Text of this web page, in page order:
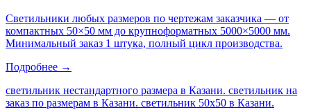
Светильники любых размеров по чертежам заказчика — от
компактных 50×50 мм до крупноформатных 5000×5000 мм.
Минимальный заказ 1 штука, полный цикл производства.
Подробнее →
светильник нестандартного размера в Казани. светильник на
заказ по размерам в Казани. светильник 50х50 в Казани.